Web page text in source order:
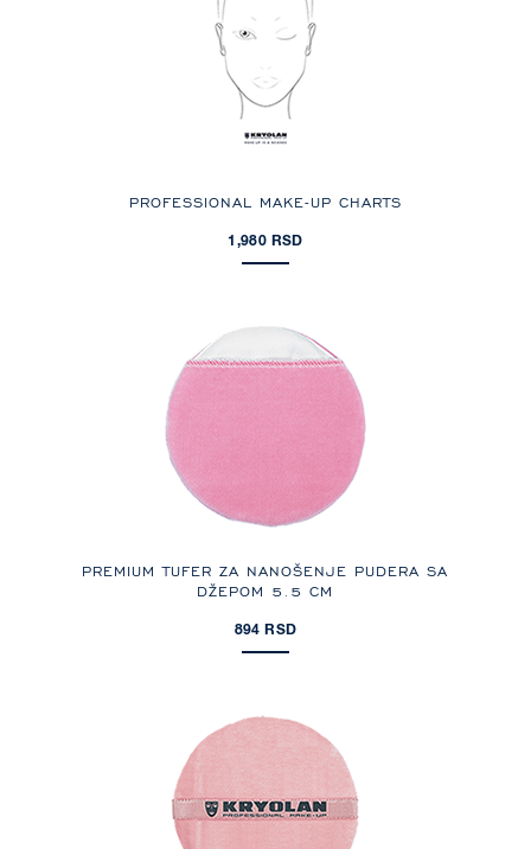
PROFESSIONAL MAKE-UP CHARTS
1,980 RSD
PREMIUM TUFER ZA NANOŠENJE PUDERA SA
DŽEPOM 5.5 CM
894 RSD